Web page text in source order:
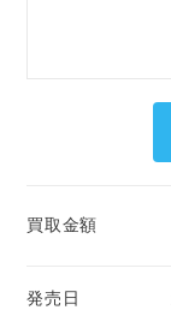
買取金額
発売日